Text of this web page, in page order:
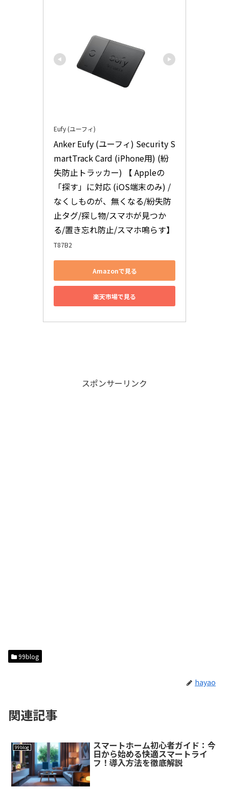
Eufy (ユーフィ)
Anker Eufy (ユーフィ) Security S
martTrack Card (iPhone用) (紛
失防止トラッカー) 【 Appleの
「探す」に対応 (iOS端末のみ) /
なくしものが、無くなる/紛失防
止タグ/探し物/スマホが見つか
る/置き忘れ防止/スマホ鳴らす】
T87B2
Amazonで見る
楽天市場で見る
スポンサーリンク
99blog
hayao
関連記事
99blog スマートホーム初心者ガイド：今
日から始める快適スマートライ
フ！導入方法を徹底解説